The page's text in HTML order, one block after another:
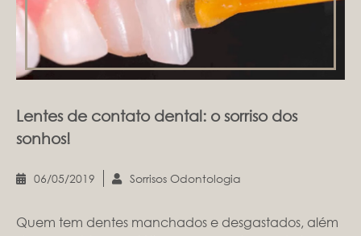
Lentes de contato dental: o sorriso dos
sonhos!
06/05/2019 Sorrisos Odontologia
Quem tem dentes manchados e desgastados, além